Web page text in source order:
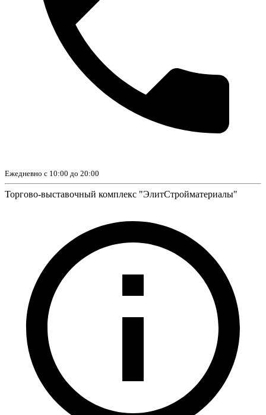
Ежедневно с 10:00 до 20:00
Торгово-выставочный комплекс "ЭлитСтройматериалы"